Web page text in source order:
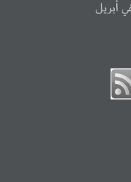
أبريل